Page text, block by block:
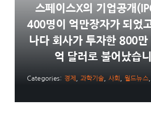
스페이스X의 기업공개
400명이 억만장자가 되었
나다 회사가 투자한 800만
억 달러로 불어났습
Categories: 경제 과학기술 사회 월드뉴스,